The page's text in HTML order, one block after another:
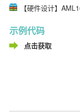
【硬件设计】
示例代码
点击获取